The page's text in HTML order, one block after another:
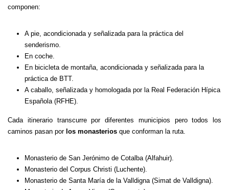
componen:
A pie, acondicionada y señalizada para la práctica del
senderismo.
En coche.
En bicicleta de montaña, acondicionada y señalizada para la
práctica de BTT.
A caballo, señalizada y homologada por la Real Federación Hípica
Española (RFHE).
Cada itinerario transcurre por diferentes municipios pero todos los
caminos pasan por los monasterios que conforman la ruta.
Monasterio de San Jerónimo de Cotalba (Alfahuir).
Monasterio del Corpus Christi (Luchente).
Monasterio de Santa María de la Valldigna (Simat de Valldigna).